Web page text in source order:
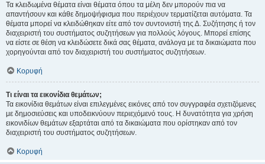
Τα κλειδωμένα θέματα είναι θέματα όπου τα μέλη δεν μπορούν πια να
απαντήσουν και κάθε δημοψήφισμα που περιέχουν τερματίζεται αυτόματα. Τα
θέματα μπορεί να κλειδώθηκαν είτε από τον συντονιστή της Δ. Συζήτησης ή τον
διαχειριστή του συστήματος συζητήσεων για πολλούς λόγους. Μπορεί επίσης
να είστε σε θέση να κλειδώσετε δικά σας θέματα, ανάλογα με τα δικαιώματα που
χορηγούνται από τον διαχειριστή του συστήματος συζητήσεων.
Κορυφή
Τι είναι τα εικονίδια θεμάτων;
Τα εικονίδια θεμάτων είναι επιλεγμένες εικόνες από τον συγγραφέα σχετιζόμενες
με δημοσιεύσεις και υποδεικνύουν περιεχόμενό τους. Η δυνατότητα για χρήση
εικονιδίων θεμάτων εξαρτάται από τα δικαιώματα που ορίστηκαν από τον
διαχειριστή του συστήματος συζητήσεων.
Κορυφή